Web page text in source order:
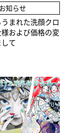
お知らせ
うまれた洗顔クロ
および価格の変
て